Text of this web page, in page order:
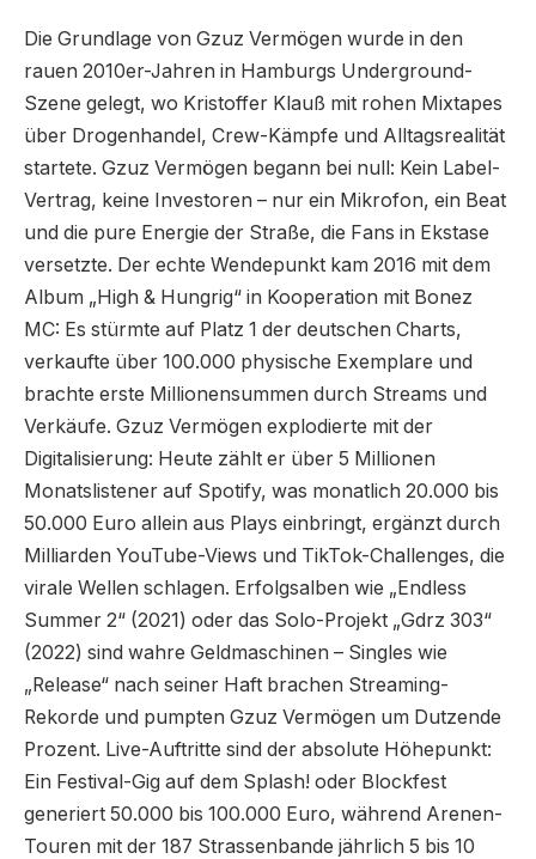
Die Grundlage von Gzuz Vermögen wurde in den
rauen 2010er-Jahren in Hamburgs Underground-
Szene gelegt, wo Kristoffer Klauß mit rohen Mixtapes
über Drogenhandel, Crew-Kämpfe und Alltagsrealität
startete. Gzuz Vermögen begann bei null: Kein Label-
Vertrag, keine Investoren – nur ein Mikrofon, ein Beat
und die pure Energie der Straße, die Fans in Ekstase
versetzte. Der echte Wendepunkt kam 2016 mit dem
Album „High & Hungrig“ in Kooperation mit Bonez
MC: Es stürmte auf Platz 1 der deutschen Charts,
verkaufte über 100.000 physische Exemplare und
brachte erste Millionensummen durch Streams und
Verkäufe. Gzuz Vermögen explodierte mit der
Digitalisierung: Heute zählt er über 5 Millionen
Monatslistener auf Spotify, was monatlich 20.000 bis
50.000 Euro allein aus Plays einbringt, ergänzt durch
Milliarden YouTube-Views und TikTok-Challenges, die
virale Wellen schlagen. Erfolgsalben wie „Endless
Summer 2“ (2021) oder das Solo-Projekt „Gdrz 303“
(2022) sind wahre Geldmaschinen – Singles wie
„Release“ nach seiner Haft brachen Streaming-
Rekorde und pumpten Gzuz Vermögen um Dutzende
Prozent. Live-Auftritte sind der absolute Höhepunkt:
Ein Festival-Gig auf dem Splash! oder Blockfest
generiert 50.000 bis 100.000 Euro, während Arenen-
Touren mit der 187 Strassenbande jährlich 5 bis 10